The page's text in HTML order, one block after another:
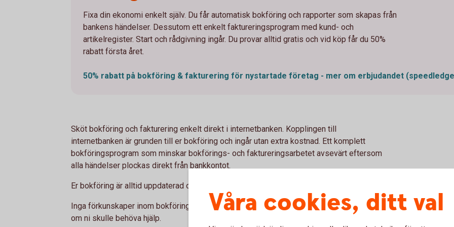
Fixa din ekonomi enkelt själv. Du får automatisk bokföring och rapporter som skapas från
bankens händelser. Dessutom ett enkelt faktureringsprogram med kund- och
artikelregister. Start och rådgivning ingår. Du provar alltid gratis och vid köp får du 50%
rabatt första året.
50% rabatt på bokföring & fakturering för nystartade företag - mer om erbjudandet
Sköt bokföring och fakturering enkelt direkt i internetbanken. Kopplingen till
internetbanken är grunden till er bokföring och ingår utan extra kostnad. Ett komplett
bokföringsprogram som minskar bokförings- och faktureringsarbetet avsevärt eftersom
alla händelser plockas direkt från bankkontot.
Er bokföring är alltid uppdaterad och ni slipper manuellt arbete.
Inga förkunskaper inom bokföring krävs och SpeedLedgers bokföringsrådgivning ingår
om ni skulle behöva hjälp.
Våra cookies, ditt val